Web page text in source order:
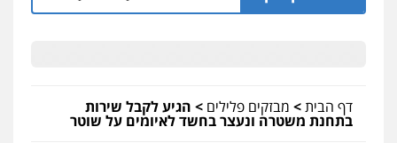
דף הבית> מבזקים פלילים > הגיע לקבל שירות
בתחנת משטרה ונעצר בחשד לאיומים על שוטר